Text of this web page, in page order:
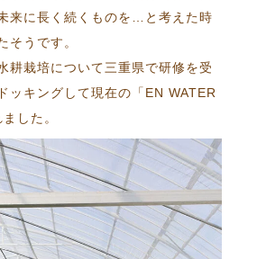
来に長く続くものを…と考えた時
そうです。
耕栽培について三重県で研修を受
ッキングして現在の「EN WATER
した。